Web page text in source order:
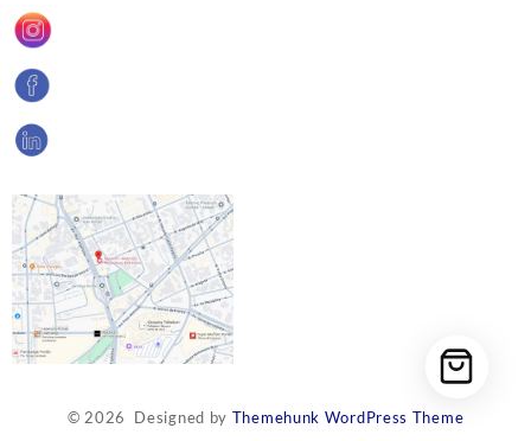
© 2026 Designed by Themehunk WordPress Theme